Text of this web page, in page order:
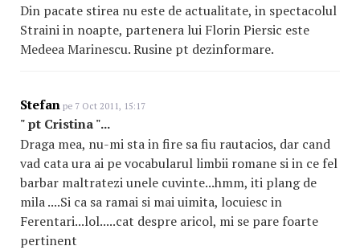
Din pacate stirea nu este de actualitate, in spectacolul
Straini in noapte, partenera lui Florin Piersic este
Medeea Marinescu. Rusine pt dezinformare.
Stefan pe 7 Oct 2011, 15:17
" pt Cristina "...
Draga mea, nu-mi sta in fire sa fiu rautacios, dar cand
vad cata ura ai pe vocabularul limbii romane si in ce fel
barbar maltratezi unele cuvinte...hmm, iti plang de
mila ....Si ca sa ramai si mai uimita, locuiesc in
Ferentari...lol.....cat despre aricol, mi se pare foarte
pertinent